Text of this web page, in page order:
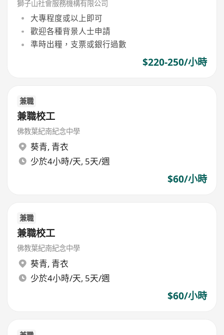
獅子山社會服務機構有限公司
大專程度或以上即可
歡迎各種背景人士申請
準時出糧，支票或銀行過數
$220-250/小時
兼職
兼職校工
佛教葉紀南紀念中學
葵青, 青衣
少於4小時/天, 5天/週
$60/小時
兼職
兼職校工
佛教葉紀南紀念中學
葵青, 青衣
少於4小時/天, 5天/週
$60/小時